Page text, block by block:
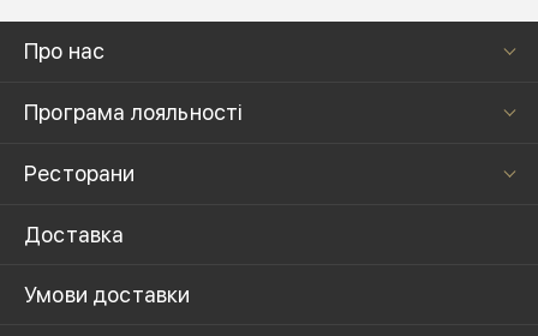
Про нас
Програма лояльності
Ресторани
Доставка
Умови доставки